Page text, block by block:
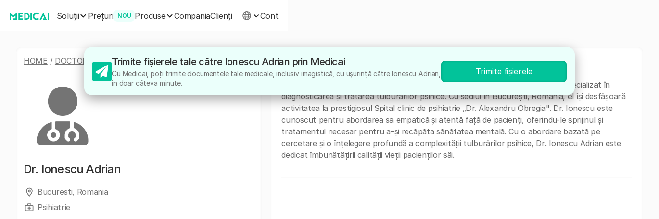
Soluții Prețuri NOU Produse CompaniaClienți Cont
HOME / DOCTORI /IONESCU ADRIAN
Dr. Ionescu Adrian
Bucuresti, Romania
Psihiatrie
Despre
Dr. Ionescu Adrian este un medic psihiatru cu o vastă experiență în domeniu, specializat în
diagnosticarea și tratarea tulburărilor psihice. Cu sediul în București, România, el își desfășoară
activitatea la prestigiosul Spital clinic de psihiatrie „Dr. Alexandru Obregia". Dr. Ionescu este
cunoscut pentru abordarea sa empatică și atentă față de pacienți, oferindu-le sprijinul și
tratamentul necesar pentru a-și recăpăta sănătatea mentală. Cu o abordare bazată pe
cercetare și o înțelegere profundă a complexității tulburărilor psihice, Dr. Ionescu Adrian este
dedicat îmbunătățirii calității vieții pacienților săi.
Trimite fișierele tale către Ionescu Adrian prin Medicai
Cu Medicai, poți trimite documentele tale medicale, inclusiv imagistică, cu ușurință către Ionescu Adrian,
în doar câteva minute.
Trimite fișierele